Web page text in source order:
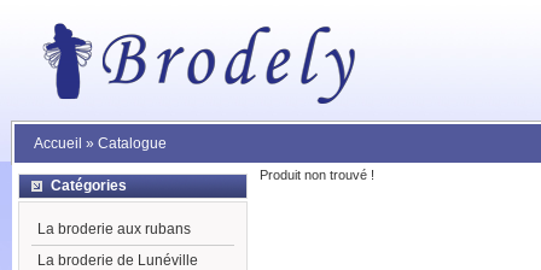
Accueil » Catalogue
Produit non trouvé !
Catégories
La broderie aux rubans
La broderie de Lunéville